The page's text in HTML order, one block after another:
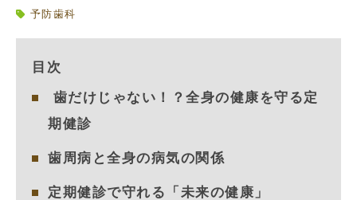
予防歯科
目次
歯だけじゃない！？全身の健康を守る定
期健診
歯周病と全身の病気の関係
定期健診で守れる「未来の健康」